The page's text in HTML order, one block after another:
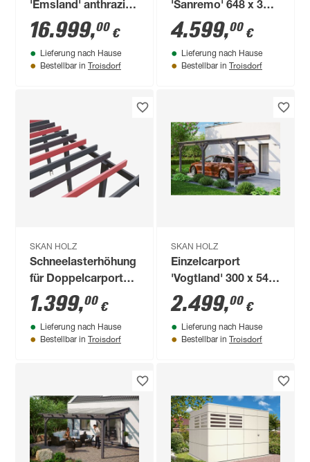
'Emsland' anthrazit
609 x 846 cm mit
EPDM-Dach
16.999,00 €
Lieferung nach Hause
Bestellbar in Troisdorf
'Sanremo' 648 x 300
cm Leimholz
Doppelstegplatten
natur
4.599,00 €
Lieferung nach Hause
Bestellbar in Troisdorf
SKAN HOLZ
Schneelasterhöhung
für Doppelcarport
anthrazit Tiefe bis
860 cm
1.399,00 €
Lieferung nach Hause
Bestellbar in Troisdorf
SKAN HOLZ
Einzelcarport
'Vogtland' 300 x 541
cm schiefergrau
2.499,00 €
Lieferung nach Hause
Bestellbar in Troisdorf